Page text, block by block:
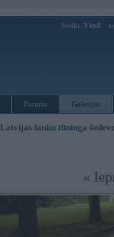
Sveiks, Viesi!
Forums Galerijas
Latvijas lauku tūninga
«